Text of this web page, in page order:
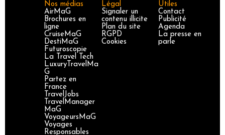
Nos médias
AirMaG
Brochures en
ligne
CruiseMaG
DestiMaG
Futuroscopie
La Travel Tech
LuxuryTravelMa
G
Partez en
France
TravelJobs
TravelManager
MaG
VoyageursMaG
Voyages
Responsables
Légal
Signaler un
contenu illicite
Plan du site
RGPD
Cookies
Utiles
Contact
Publicité
Agenda
La presse en
parle